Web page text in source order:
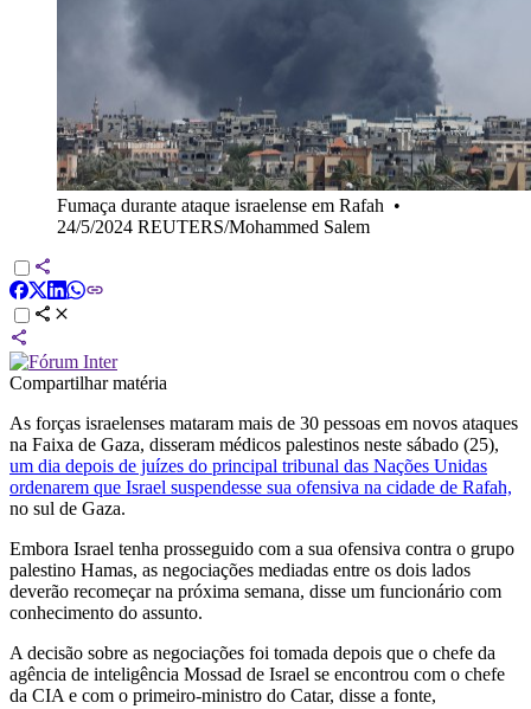
Fumaça durante ataque israelense em Rafah •
24/5/2024 REUTERS/Mohammed Salem
Compartilhar matéria
As forças israelenses mataram mais de 30 pessoas em novos ataques
na Faixa de Gaza, disseram médicos palestinos neste sábado (25),
um dia depois de juízes do principal tribunal das Nações Unidas
ordenarem que Israel suspendesse sua ofensiva na cidade de Rafah,
no sul de Gaza.
Embora Israel tenha prosseguido com a sua ofensiva contra o grupo
palestino Hamas, as negociações mediadas entre os dois lados
deverão recomeçar na próxima semana, disse um funcionário com
conhecimento do assunto.
A decisão sobre as negociações foi tomada depois que o chefe da
agência de inteligência Mossad de Israel se encontrou com o chefe
da CIA e com o primeiro-ministro do Catar, disse a fonte,